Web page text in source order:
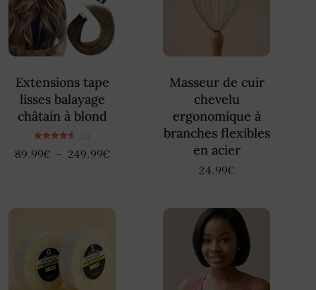
Extensions tape
lisses balayage
châtain à blond
4.50
(2)
89.99€ – 249.99€
Masseur de cuir
chevelu
ergonomique à
branches flexibles
en acier
24.99€